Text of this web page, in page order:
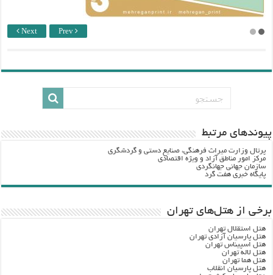
Next Prev
پيوندهاي مرتبط
پرتال وزارت ميراث فرهنگي، صنایع دستی و گردشگري
مرکز امور مناطق آزاد و ویژه اقتصادی
سازمان جهانی جهانگردی
پایگاه خبری هفت گرد
برخی از هتل‌های تهران
هتل استقلال تهران
هتل پارسیان آزادی تهران
هتل اسپیناس تهران
هتل لاله تهران
هتل هما تهران
هتل پارسیان انقلاب